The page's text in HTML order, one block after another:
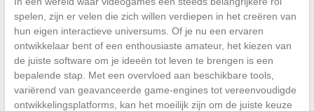
spelen, zijn er velen die zich willen verdiepen in het creëren van
hun eigen interactieve universums. Of je nu een ervaren
ontwikkelaar bent of een enthousiaste amateur, het kiezen van
de juiste software om je ideeën tot leven te brengen is een
bepalende stap. Met een overvloed aan beschikbare tools,
variërend van geavanceerde game-engines tot vereenvoudigde
ontwikkelingsplatforms, kan het moeilijk zijn om de juiste keuze